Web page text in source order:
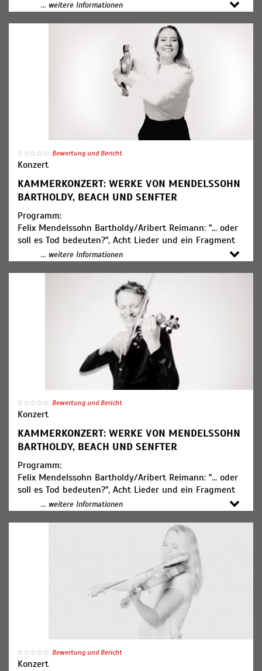
Joseph Haydn: Sinfonie C-Dur Hob. I:82 ("Der Bär")
York Höller: Konzert für Viola und Orchester
Joseph Haydn: Sinfonie g-Moll Hob. I:83 ("Die Henne")
19:00 Uhr Konzerteinführung
... weitere Informationen
Bewertung und Bericht
Konzert
KAMMERKONZERT: WERKE VON MENDELSSOHN
BARTHOLDY, BEACH UND SENFTER
Programm:
Felix Mendelssohn Bartholdy/Aribert Reimann: "... oder
soll es Tod bedeuten?", Acht Lieder und ein Fragment
von Felix Mendelssohn
Bartholdy nach Texten von Heinrich Heine für Sopran
Amy Beach: Thema und Variationen für Flöte und
Johanna Senfter: Flötenquintett g-Moll op. 52
Solen Mainguené, Sopran
Maxim Kosinov, Violine
Larissa Fernandes, Violine
Paul Pesthy, Viola
Fionn Bockemühl, Violoncello
Gabriele Turck, Violine
Gesa Jenne-Dönneweg, Violine (Foto)
Janis Lielbardis, Viola
Marin Smesnoi, Violoncello
... weitere Informationen
Bewertung und Bericht
Konzert
KAMMERKONZERT: WERKE VON MENDELSSOHN
BARTHOLDY, BEACH UND SENFTER
Programm:
Felix Mendelssohn Bartholdy/Aribert Reimann: "... oder
soll es Tod bedeuten?", Acht Lieder und ein Fragment
von Felix Mendelssohn
Bartholdy nach Texten von Heinrich Heine für Sopran
Amy Beach: Thema und Variationen für Flöte und
Johanna Senfter: Flötenquintett g-Moll op. 52
Solen Mainguené, Sopran
Paul Pesthy, Viola
Fionn Bockemühl, Violoncello
... weitere Informationen
Bewertung und Bericht
Konzert